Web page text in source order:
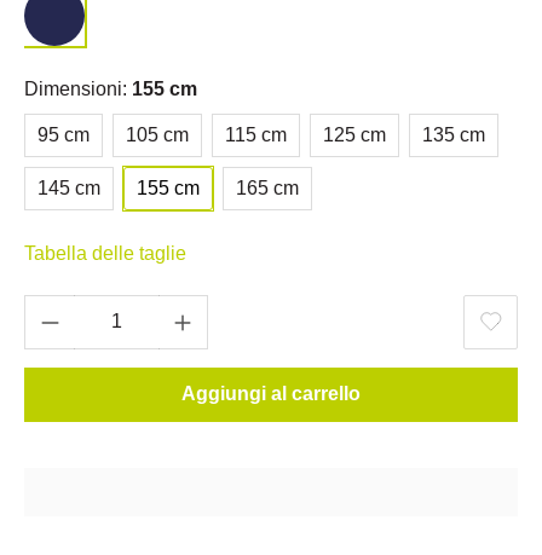
Dimensioni: 155 cm
95 cm 105 cm 115 cm 125 cm 135 cm
145 cm 155 cm 165 cm
Tabella delle taglie
Aggiungi al carrello